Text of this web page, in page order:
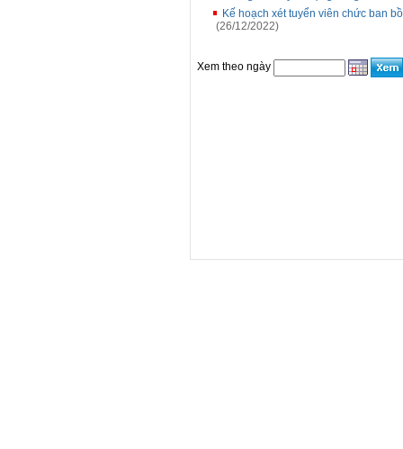
Kế hoạch xét tuyển viên chức ban
(26/12/2022)
Xem theo ngày